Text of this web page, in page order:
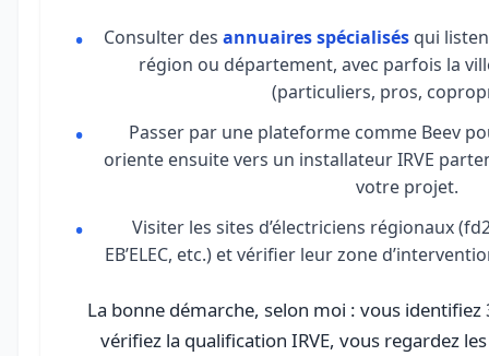
Consulter des annuaires spécialisés qui
région ou département, avec parfois la
(particuliers, pros,
Passer par une plateforme comme Beev
oriente ensuite vers un installateur IRVE
votre projet.
Visiter les sites d’électriciens régionaux
EB’ELEC, etc.) et vérifier leur zone
La bonne démarche, selon moi : vous
vérifiez la qualification IRVE, vous regardez